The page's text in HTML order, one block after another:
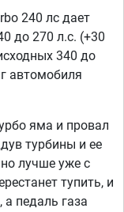
240 лс дает
до 270 л.с. (+30
340 до
автомобиля
яма и провал
турбины и ее
лучше уже с
тупить, и
педаль газа